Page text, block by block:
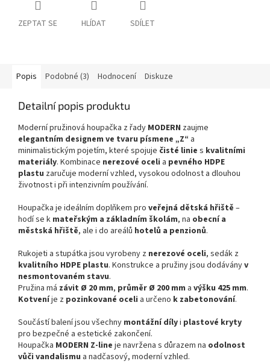
ZEPTAT SE HLÍDAT SDÍLET
Popis Podobné (3) Hodnocení Diskuze
Detailní popis produktu
Moderní pružinová houpačka z řady MODERN zaujme
elegantním designem ve tvaru písmene „Z“ a
minimalistickým pojetím, které spojuje čisté linie s kvalitními
materiály. Kombinace nerezové oceli a pevného HDPE
plastu zaručuje moderní vzhled, vysokou odolnost a dlouhou
životnost i při intenzivním používání.
Houpačka je ideálním doplňkem pro veřejná dětská hřiště –
hodí se k mateřským a základním školám, na obecní a
městská hřiště, ale i do areálů hotelů a penzionů.
Rukojeti a stupátka jsou vyrobeny z nerezové oceli, sedák z
kvalitního HDPE plastu. Konstrukce a pružiny jsou dodáványv
nesmontovaném stavu.
Pružina má závit Ø 20 mm, průměr Ø 200 mm a výšku 425 mm.
Kotveníje z pozinkované oceli a určeno k zabetonování.
Součástí balení jsou všechny montážní dílyi plastové kryty
pro bezpečné a estetické zakončení.
Houpačka MODERN Z-line je navržena s důrazem na odolnost
vůči vandalismu a nadčasový, moderní vzhled.